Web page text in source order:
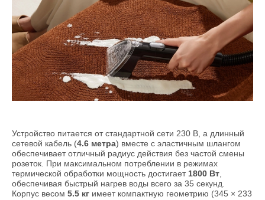
Устройство питается от стандартной сети 230 В, а длинный
сетевой кабель (4.6 метра) вместе с эластичным шлангом
обеспечивает отличный радиус действия без частой смены
розеток. При максимальном потреблении в режимах
термической обработки мощность достигает 1800 Вт
обеспечивая быстрый нагрев воды всего за 35 секунд.
Корпус весом 5.5 кг имеет компактную геометрию (345 × 233